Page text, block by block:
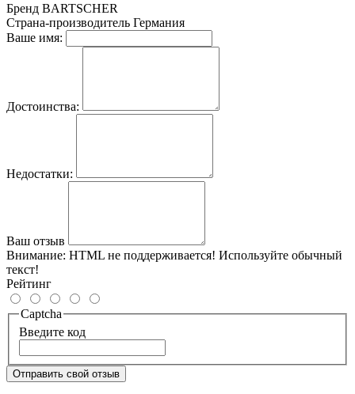
Бренд BARTSCHER
Страна-производитель Германия
Ваше имя:
Достоинства:
Недостатки:
Ваш отзыв
Внимание: HTML не поддерживается! Используйте обычный
текст!
Рейтинг
Captcha
Введите код
Отправить свой отзыв